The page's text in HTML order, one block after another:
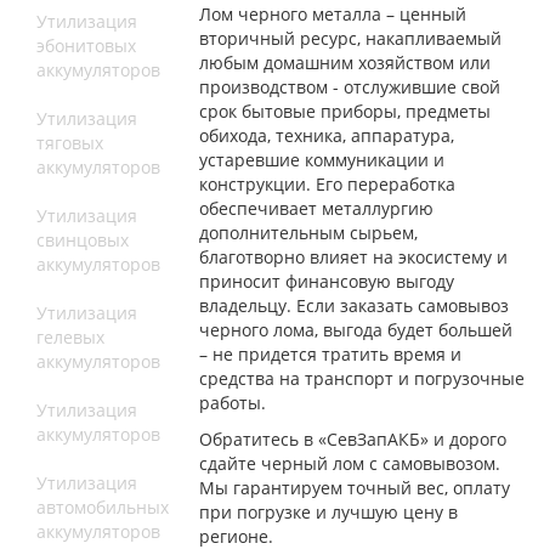
Утилизация
эбонитовых
аккумуляторов
Утилизация
тяговых
аккумуляторов
Утилизация
свинцовых
аккумуляторов
Утилизация
гелевых
аккумуляторов
Утилизация
аккумуляторов
Утилизация
автомобильных
аккумуляторов
Лом черного металла – ценный
вторичный ресурс, накапливаемый
любым домашним хозяйством или
производством - отслужившие свой
срок бытовые приборы, предметы
обихода, техника, аппаратура,
устаревшие коммуникации и
конструкции. Его переработка
обеспечивает металлургию
дополнительным сырьем,
благотворно влияет на экосистему и
приносит финансовую выгоду
владельцу. Если заказать самовывоз
черного лома, выгода будет большей
– не придется тратить время и
средства на транспорт и погрузочные
работы.
Обратитесь в «СевЗапАКБ» и дорого
сдайте черный лом с самовывозом.
Мы гарантируем точный вес, оплату
при погрузке и лучшую цену в
регионе.